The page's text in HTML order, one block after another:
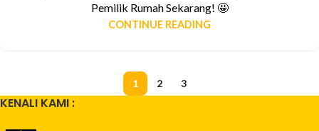
Pemilik Rumah Sekarang! 🤩
CONTINUE READING
1 2 3
KENALI KAMI :